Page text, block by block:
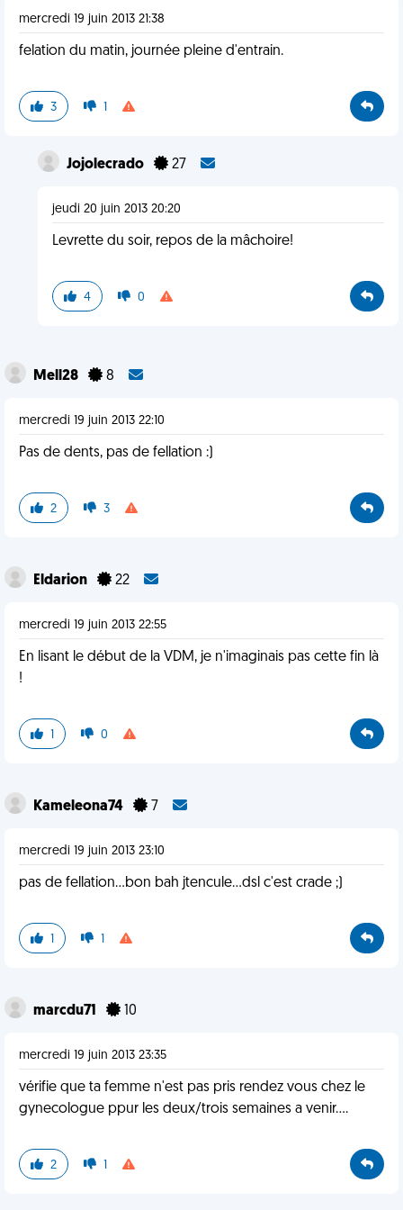
mercredi 19 juin 2013 21:38
felation du matin, journée pleine d'entrain.
3 1
Jojolecrado 27
jeudi 20 juin 2013 20:20
Levrette du soir, repos de la mâchoire!
4 0
Mell28 8
mercredi 19 juin 2013 22:10
Pas de dents, pas de fellation :)
2 3
Eldarion 22
mercredi 19 juin 2013 22:55
En lisant le début de la VDM, je n'imaginais pas cette fin là
!
1 0
Kameleona74 7
mercredi 19 juin 2013 23:10
pas de fellation...bon bah jtencule...dsl c'est crade ;)
1 1
marcdu71 10
mercredi 19 juin 2013 23:35
vérifie que ta femme n'est pas pris rendez vous chez le
gynecologue ppur les deux/trois semaines a venir....
2 1